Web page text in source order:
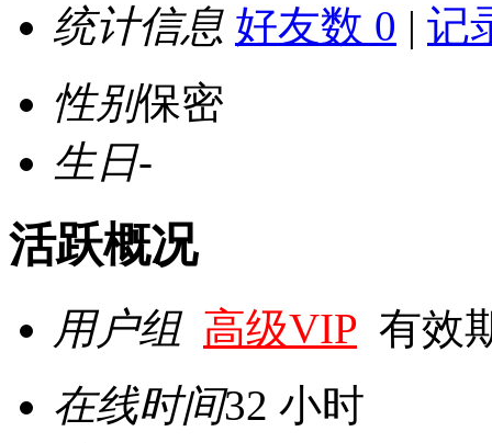
统计信息 好友数 0 | 记
性别保密
生日-
活跃概况
用户组 高级VIP 有效
在线时间32 小时